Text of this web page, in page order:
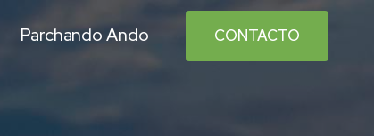
Parchando Ando CONTACTO